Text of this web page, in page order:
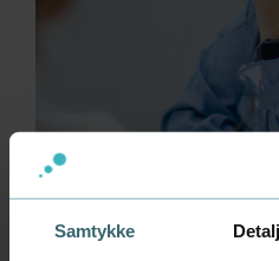
Samtykke